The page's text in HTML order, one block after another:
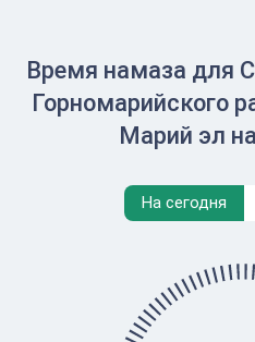
Время намаза для
Горномарийского
Марий эл
На сегодня